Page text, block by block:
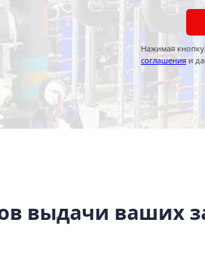
Нажимая
соглашения и
выдачи ваших